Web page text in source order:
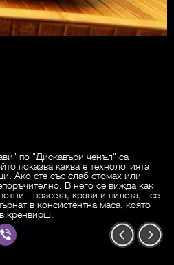
по "Дискавъри ченъл" са
показва каква е технологията
Ако сте със слаб стомах или
В него се вижда как
- прасета, крави и пилета, - се
в консистентна маса, която
кренвирш.